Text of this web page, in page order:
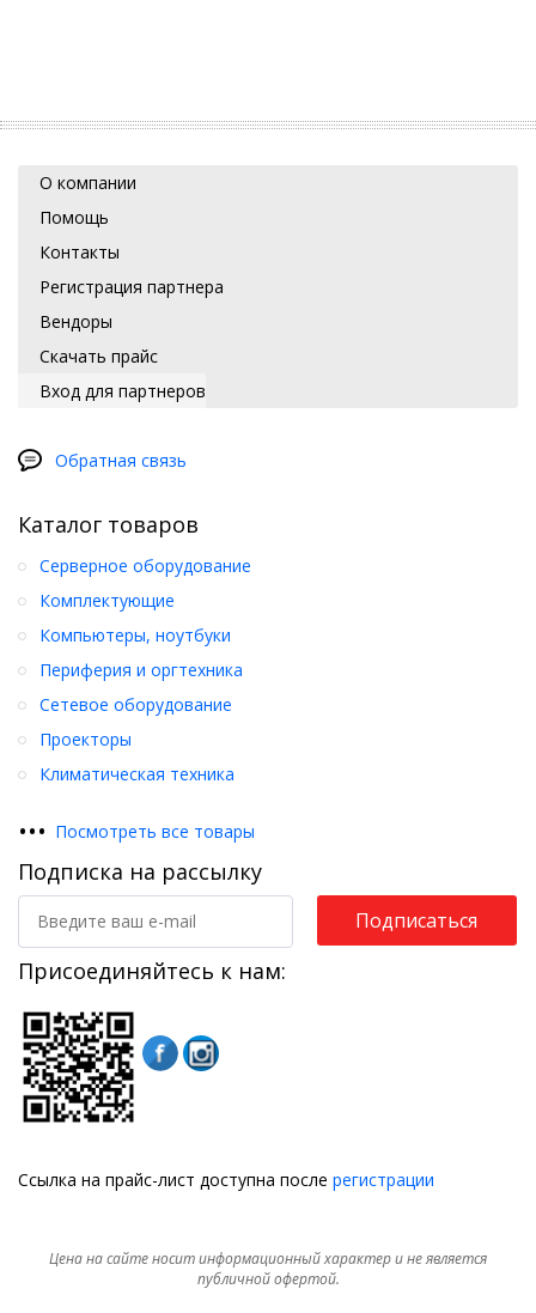
О компании
Помощь
Контакты
Регистрация партнера
Вендоры
Скачать прайс
Вход для партнеров
Обратная связь
Каталог товаров
Серверное оборудование
Комплектующие
Компьютеры, ноутбуки
Периферия и оргтехника
Сетевое оборудование
Проекторы
Климатическая техника
••• Посмотреть все товары
Подписка на рассылку
Подписаться
Присоединяйтесь к нам:
Ссылка на прайс-лист доступна после регистрации
Цена на сайте носит информационный характер и не является
публичной офертой.